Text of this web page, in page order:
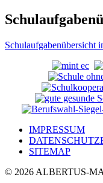
Schulaufgabenübersicht
IMPRESSUM
SITEMAP
© 2026 ALBERTUS-